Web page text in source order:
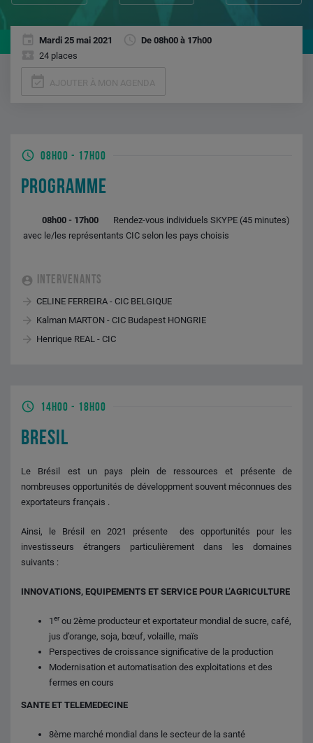
Mardi 25 mai 2021
De 08h00 à 17h00
24 places
08H00 - 17H00
PROGRAMME
08h00 - 17h00 Rendez-vous individuels SKYPE (45 minutes)
avec le/les représentants CIC selon les pays choisis
INTERVENANTS
CELINE FERREIRA - CIC BELGIQUE
Kalman MARTON - CIC Budapest HONGRIE
Henrique REAL - CIC
14H00 - 18H00
BRESIL
Le Brésil est un pays plein de ressources et présente de
nombreuses opportunités de développment souvent méconnues des
exportateurs français .
Ainsi, le Brésil en 2021 présente des opportunités pour les
investisseurs étrangers particulièrement dans les domaines
suivants :
INNOVATIONS, EQUIPEMENTS ET SERVICE POUR L’AGRICULTURE
1erou 2ème producteur et exportateur mondial de sucre, café,
jus d’orange, soja, bœuf, volaille, maïs
Perspectives de croissance significative de la production
Modernisation et automatisation des exploitations et des
fermes en cours
SANTE ET TELEMEDECINE
8ème marché mondial dans le secteur de la santé